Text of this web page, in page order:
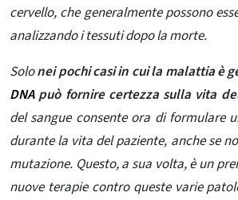
cervello, che generalmente possono
analizzando i tessuti dopo la morte.
Solonei pochi casi in cui la malattia è
DNApuò fornire certezza sulla vita
del sangue consente ora di formulare
durante la vita del paziente, anche se
mutazione. Questo, a sua volta, è un
nuove terapie contro queste varie